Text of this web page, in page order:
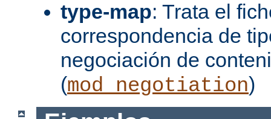
type-map: Trata el
correspondencia de
negociación de
(mod_negotiation)